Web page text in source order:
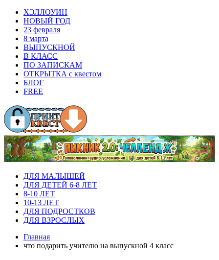
ХЭЛЛОУИН
НОВЫЙ ГОД
23 февраля
8 марта
ВЫПУСКНОЙ
В КЛАСС
ПО ЗАПИСКАМ
ОТКРЫТКА с квестом
БЛОГ
FREE
ДЛЯ МАЛЫШЕЙ
ДЛЯ ДЕТЕЙ 6-8 ЛЕТ
8-10 ЛЕТ
10-13 ЛЕТ
ДЛЯ ПОДРОСТКОВ
ДЛЯ ВЗРОСЛЫХ
Главная
что подарить учителю на выпускной 4 класс